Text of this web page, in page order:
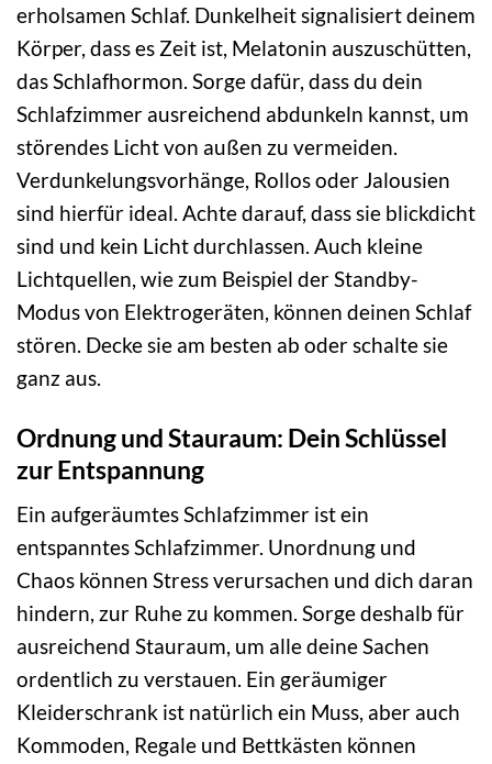
erholsamen Schlaf. Dunkelheit signalisiert deinem
Körper, dass es Zeit ist, Melatonin auszuschütten,
das Schlafhormon. Sorge dafür, dass du dein
Schlafzimmer ausreichend abdunkeln kannst, um
störendes Licht von außen zu vermeiden.
Verdunkelungsvorhänge, Rollos oder Jalousien
sind hierfür ideal. Achte darauf, dass sie blickdicht
sind und kein Licht durchlassen. Auch kleine
Lichtquellen, wie zum Beispiel der Standby-
Modus von Elektrogeräten, können deinen Schlaf
stören. Decke sie am besten ab oder schalte sie
ganz aus.
Ordnung und Stauraum: Dein Schlüssel
zur Entspannung
Ein aufgeräumtes Schlafzimmer ist ein
entspanntes Schlafzimmer. Unordnung und
Chaos können Stress verursachen und dich daran
hindern, zur Ruhe zu kommen. Sorge deshalb für
ausreichend Stauraum, um alle deine Sachen
ordentlich zu verstauen. Ein geräumiger
Kleiderschrank ist natürlich ein Muss, aber auch
Kommoden, Regale und Bettkästen können